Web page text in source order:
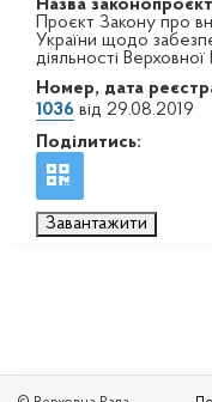
Назва
Проєкт Закону про
України щодо
діяльності
Номер, дата
1036 від 29.08.2019
Поділитись:
Завантажити